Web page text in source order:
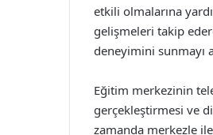
etkili olmalarına
gelişmeleri takip
deneyimini sunmayı
Eğitim merkezinin
gerçekleştirmesi ve
zamanda merkezle